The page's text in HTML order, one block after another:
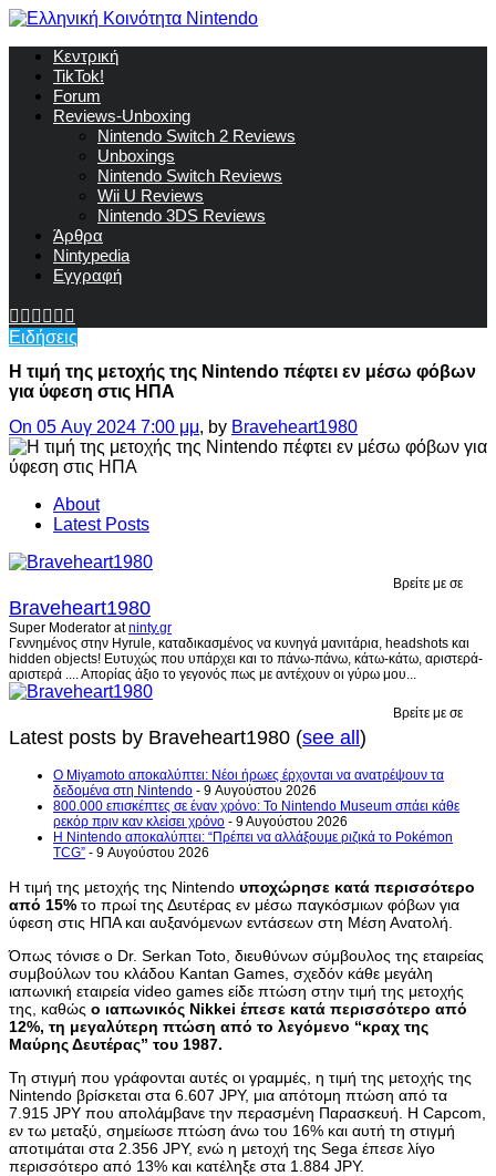
Κεντρική
TikTok!
Forum
Reviews-Unboxing
Nintendo Switch 2 Reviews
Unboxings
Nintendo Switch Reviews
Wii U Reviews
Nintendo 3DS Reviews
Άρθρα
Nintypedia
Εγγραφή
Ειδήσεις
Η τιμή της μετοχής της Nintendo πέφτει εν μέσω φόβων
για ύφεση στις ΗΠΑ
On 05 Αυγ 2024 7:00 μμ, by Braveheart1980
About
Latest Posts
Βρείτε με σε
Braveheart1980
Super Moderator atninty.gr
Γεννημένος στην Hyrule, καταδικασμένος να κυνηγά μανιτάρια, headshots και
hidden objects! Ευτυχώς που υπάρχει και το πάνω-πάνω, κάτω-κάτω, αριστερά-
αριστερά .... Απορίας άξιο το γεγονός πως με αντέχουν οι γύρω μου...
Βρείτε με σε
Latest posts by Braveheart1980 (see all)
Ο Miyamoto αποκαλύπτει: Νέοι ήρωες έρχονται να ανατρέψουν τα
δεδομένα στη Nintendo - 9 Αυγούστου 2026
800.000 επισκέπτες σε έναν χρόνο: Το Nintendo Museum σπάει κάθε
ρεκόρ πριν καν κλείσει χρόνο - 9 Αυγούστου 2026
Η Nintendo αποκαλύπτει: “Πρέπει να αλλάξουμε ριζικά το Pokémon
TCG” - 9 Αυγούστου 2026
Η τιμή της μετοχής της Nintendo υποχώρησε κατά περισσότερο
από 15% το πρωί της Δευτέρας εν μέσω παγκόσμιων φόβων για
ύφεση στις ΗΠΑ και αυξανόμενων εντάσεων στη Μέση Ανατολή.
Όπως τόνισε ο Dr. Serkan Toto, διευθύνων σύμβουλος της εταιρείας
συμβούλων του κλάδου Kantan Games, σχεδόν κάθε μεγάλη
ιαπωνική εταιρεία video games είδε πτώση στην τιμή της μετοχής
της, καθώς ο ιαπωνικός Nikkei έπεσε κατά περισσότερο από
12%, τη μεγαλύτερη πτώση από το λεγόμενο “κραχ της
Μαύρης Δευτέρας” του 1987.
Τη στιγμή που γράφονται αυτές οι γραμμές, η τιμή της μετοχής της
Nintendo βρίσκεται στα 6.607 JPY, μια απότομη πτώση από τα
7.915 JPY που απολάμβανε την περασμένη Παρασκευή. Η Capcom,
εν τω μεταξύ, σημείωσε πτώση άνω του 16% και αυτή τη στιγμή
αποτιμάται στα 2.356 JPY, ενώ η μετοχή της Sega έπεσε λίγο
περισσότερο από 13% και κατέληξε στα 1.884 JPY.